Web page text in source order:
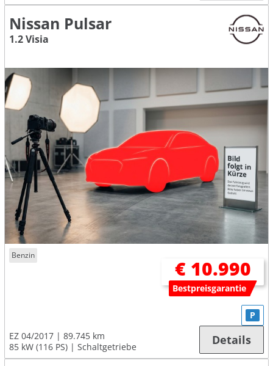
Nissan Pulsar
1.2 Visia
Benzin
€ 10.990
Bestpreisgarantie
EZ 04/2017
89.745 km
85 kW (116 PS)
Schaltgetriebe
P
Details